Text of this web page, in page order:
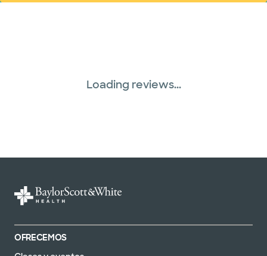
Loading reviews...
OFRECEMOS